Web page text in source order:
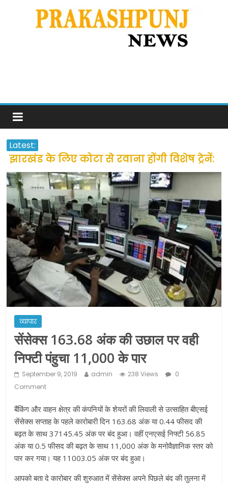
Latest:
झारखंड के लिए कोटा से रवाना होंगी विशेष ट्रेनें:
सीएम हेमंत सोरेन
उत्तराखंड के अन्य राज्यों में फंसे लोगों की जल्द
होगी घर वापसी
प्रवासियों व मजदूरों को दी गई छूट के बाद लोगो
ने कराया पंजीयन: राजस्थान सरकार
शराब और पान की दुकानों को ग्रीन जोन में
खोलने की मिली इजाजत: गृह मंत्रालय
दो हफ्ते के लिए बढ़ाया लॉकडाउन: गृह मंत्रालय
व्यापार
सेंसेक्स 163.68 अंक की उछाल पर वही
निफ्टी पंहुचा 11,000 के पार
September 9, 2019 admin 238 Views
0
Comment
बैंकिंग और वाहन क्षेत्र की कंपनियों के शेयरों की लिवाली से उत्साहित बीएसई
सेंसेक्स सप्ताह के पहले कारोबारी दिन 163.68 अंक या 0.44 फीसद की
बढ़त के साथ 37145.45 अंक पर बंद हुआ। वहीं एनएसई निफ्टी 56.85
अंक या 0.5 फीसद की बढ़त के साथ 11,000 अंक के मनोवैज्ञानिक स्तर को
पार कर गया। यह 11003.05 अंक पर बंद हुआ।
आपको बता दे कारोबार की शुरुआत में सेंसेक्स अपने पिछले बंद की तुलना में